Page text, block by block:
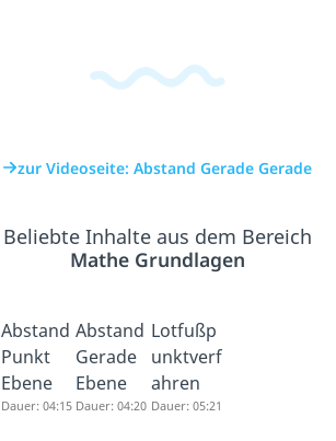
zur Videoseite: Abstand Gerade Gerade
Beliebte Inhalte aus dem Bereich
Mathe Grundlagen
Abstand
Punkt
Ebene
Dauer: 04:15
Abstand
Gerade
Ebene
Dauer: 04:20
Lotfußp
unktverf
ahren
Dauer: 05:21